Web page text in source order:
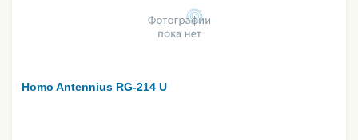
Homo Antennius RG-214 U